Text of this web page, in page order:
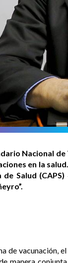
Nacional
en la
Salud
de vacunación,